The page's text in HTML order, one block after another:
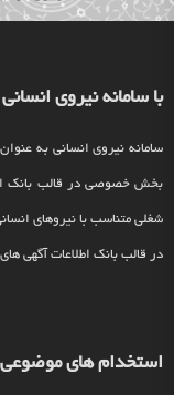
با سامانه نیروی
سامانه نیروی انسانی به
بخش خصوصی در قالب بانک
شغلی متناسب با نیروهای
در قالب بانک اطلاعات آگهی
استخدام های موضوعی در